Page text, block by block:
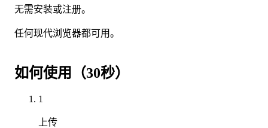
无需安装或注册。
任何现代浏览器都可用。
如何使用（30秒）
1
上传